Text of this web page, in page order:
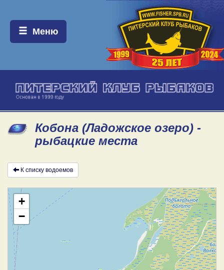
Меню:
Меню
Кобона (Ладожское озеро) -
рыбацкие места
К списку водоемов
+
−